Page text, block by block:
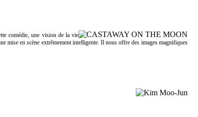
comédie, une vision de la vie
mise en scène extrêmement intelligente. Il nous offre des images magnifiques